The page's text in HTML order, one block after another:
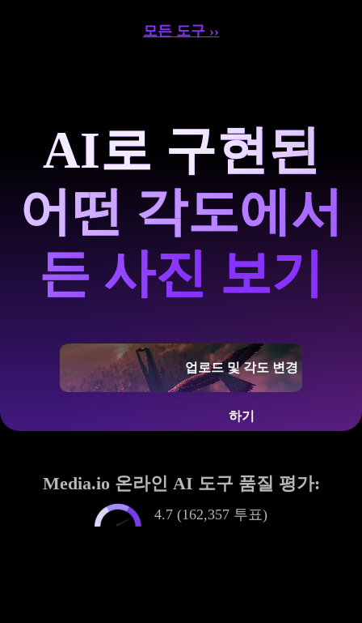
모든 도구 ››
AI로 구현된
어떤 각도에서
든 사진 보기
업로드 및 각도 변경
하기
Media.io 온라인 AI 도구 품질 평가:
4.7 (162,357 투표)